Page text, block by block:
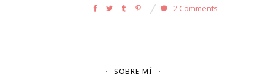
2 Comments
SOBRE MÍ